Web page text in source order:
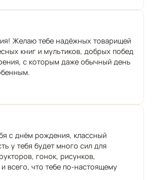
Желаю тебе надёжных товарищей
книг и мультиков, добрых побед
с которым даже обычный день
с днём рождения, классный
у тебя будет много сил для
гонок, рисунков,
всего, что тебе по-настоящему